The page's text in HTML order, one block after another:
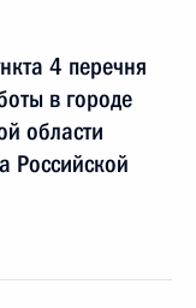
4 перечня
в городе
области
Российской